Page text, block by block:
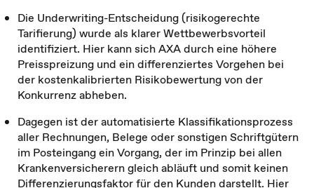
Die Underwriting-Entscheidung (risikogerechte
Tarifierung) wurde als klarer Wettbewerbsvorteil
identifiziert. Hier kann sich AXA durch eine höhere
Preisspreizung und ein differenziertes Vorgehen bei
der kostenkalibrierten Risikobewertung von der
Konkurrenz abheben.
Dagegen ist der automatisierte Klassifikationsprozess
aller Rechnungen, Belege oder sonstigen Schriftgütern
im Posteingang ein Vorgang, der im Prinzip bei allen
Krankenversicherern gleich abläuft und somit keinen
Differenzierungsfaktor für den Kunden darstellt. Hier